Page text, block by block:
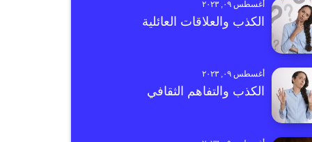
أغسطس ٠٩, ٢٠٢٣
الكذب والعلاقات العائلية
أغسطس ٠٩, ٢٠٢٣
الكذب والتفاهم الثقافي